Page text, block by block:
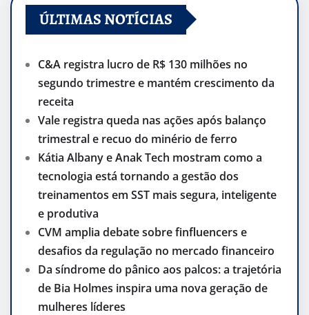
ÚLTIMAS NOTÍCIAS
C&A registra lucro de R$ 130 milhões no
segundo trimestre e mantém crescimento da
receita
Vale registra queda nas ações após balanço
trimestral e recuo do minério de ferro
Kátia Albany e Anak Tech mostram como a
tecnologia está tornando a gestão dos
treinamentos em SST mais segura, inteligente
e produtiva
CVM amplia debate sobre finfluencers e
desafios da regulação no mercado financeiro
Da síndrome do pânico aos palcos: a trajetória
de Bia Holmes inspira uma nova geração de
mulheres líderes